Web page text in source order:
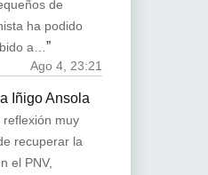
de
ha podido
a… ”
Ago 4, 23:21
Iñigo Ansola
reflexión muy
recuperar la
el PNV,